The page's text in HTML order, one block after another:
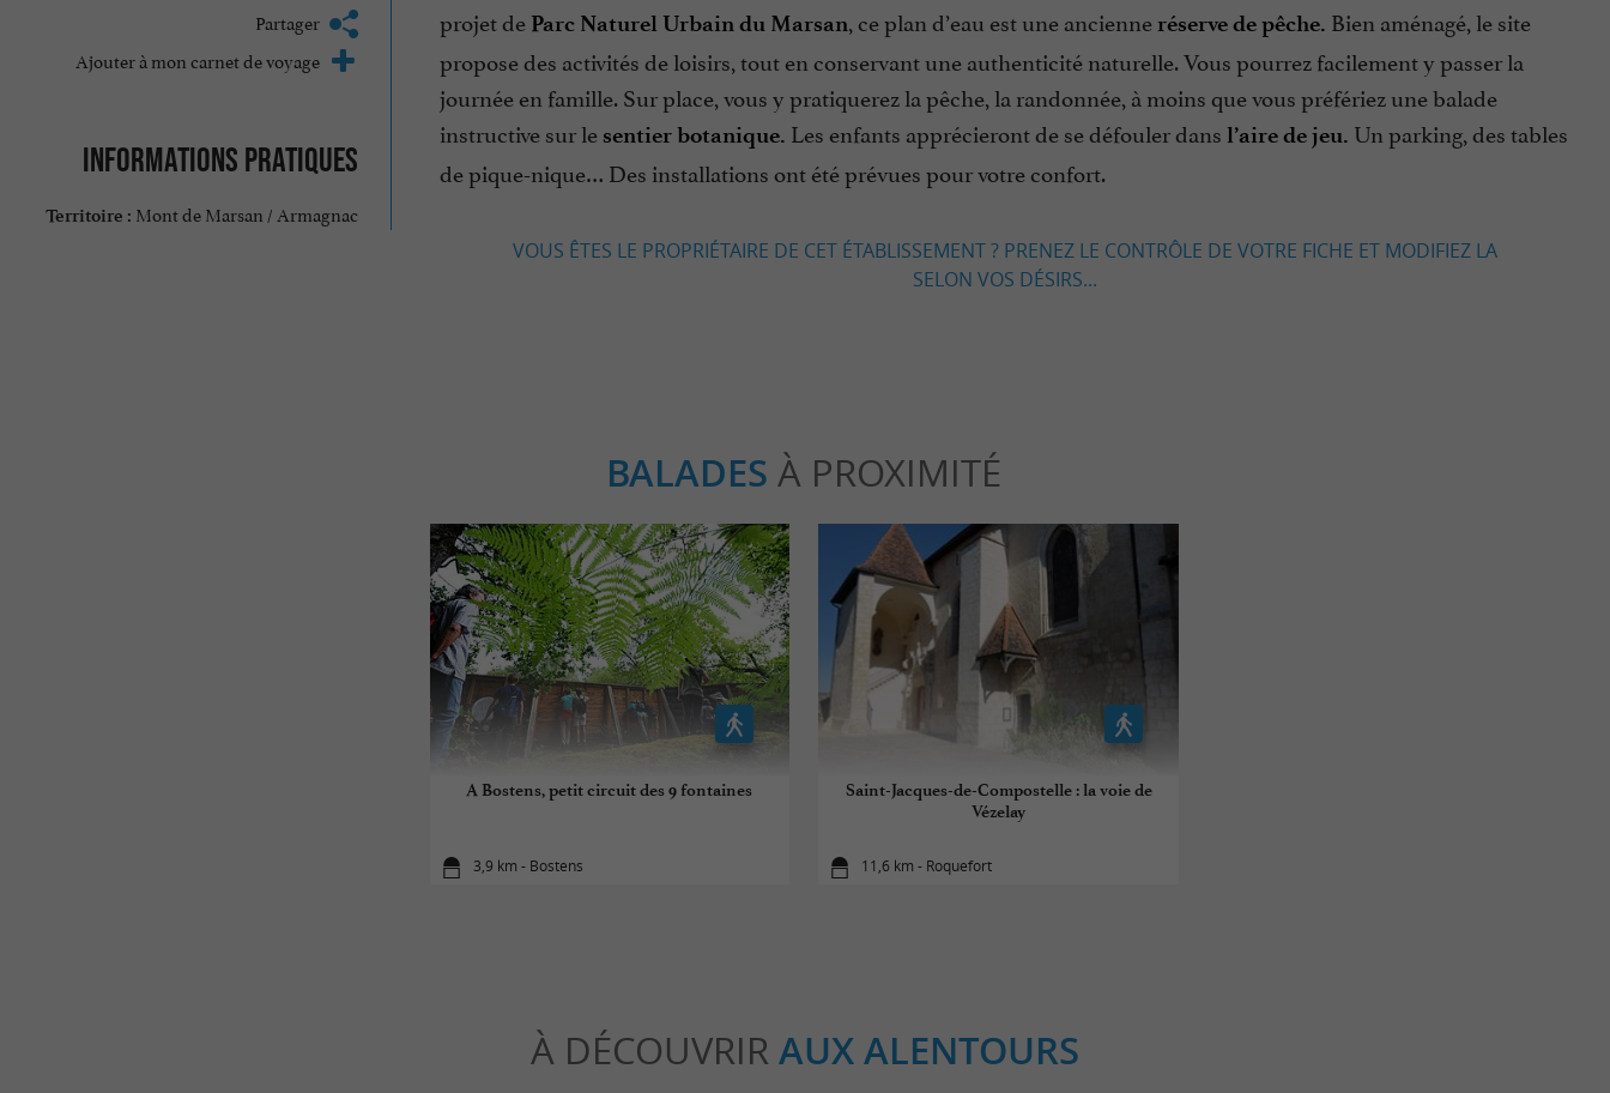
Partager
Ajouter à mon carnet de voyage
Informations pratiques
Territoire : Mont de Marsan / Armagnac
projet de Parc Naturel Urbain du Marsan, ce plan d’eau est une ancienne réserve de pêche. Bien aménagé, le site
propose des activités de loisirs, tout en conservant une authenticité naturelle. Vous pourrez facilement y passer la
journée en famille. Sur place, vous y pratiquerez la pêche, la randonnée, à moins que vous préfériez une balade
instructive sur le sentier botanique. Les enfants apprécieront de se défouler dans l’aire de jeu. Un parking, des tables
de pique-nique… Des installations ont été prévues pour votre confort.
VOUS ÊTES LE PROPRIÉTAIRE DE CET ÉTABLISSEMENT ? PRENEZ LE CONTRÔLE DE VOTRE FICHE ET MODIFIEZ LA
SELON VOS DÉSIRS...
BALADES À PROXIMITÉ
A Bostens, petit circuit des 9 fontaines
3,9 km - Bostens
Saint-Jacques-de-Compostelle : la voie de
Vézelay
11,6 km - Roquefort
À DÉCOUVRIR AUX ALENTOURS